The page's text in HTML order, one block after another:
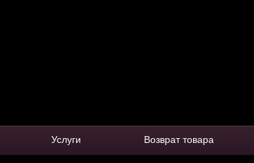
Услуги Возврат товара